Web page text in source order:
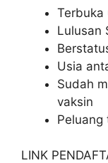
Terbuka
Lulusan
Usia
Sudah
vaksin
LINK